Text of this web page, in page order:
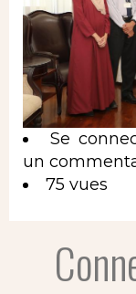
Se
un
75 vues